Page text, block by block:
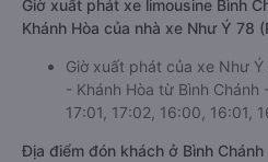
Giờ xuất phát xe limousine Bình
Khánh Hòa của nhà xe Như Ý 78
Giờ xuất phát của xe Như Ý
- Khánh Hòa từ Bình Chánh
17:01, 17:02, 16:00, 16:01,
Địa điểm đón khách ở Bình